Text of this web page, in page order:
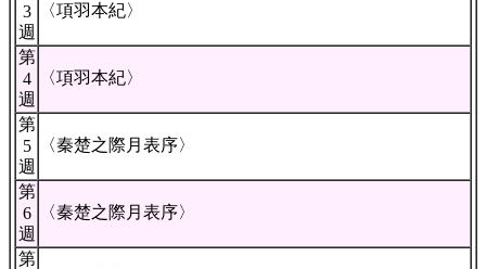
3
週
〈項羽本紀〉
第
4
週
〈項羽本紀〉
第
5
週
〈秦楚之際月表序〉
第
6
週
〈秦楚之際月表序〉
第